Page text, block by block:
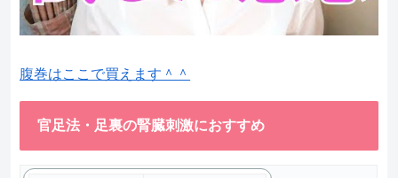
腹巻はここで買えます＾＾
官足法・足裏の腎臓刺激におすすめ